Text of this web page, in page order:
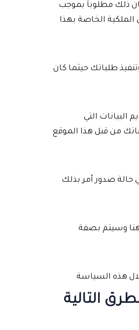
ذلك مطلوباً بموجب
الملكية الخاصة بهذا
طلباتك حيثما كان
التي
من قبل هذا الموقع
حالة صدور أمر بذلك
وسيتم بصفة
هذه السياسة
التالية